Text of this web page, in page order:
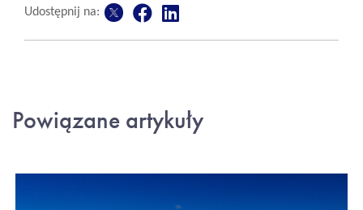
Udostępnij na:
Powiązane artykuły